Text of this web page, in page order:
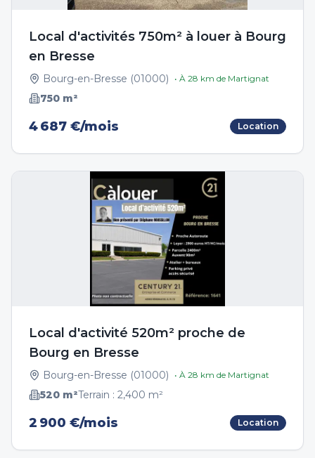
Local d'activités 750m² à louer à Bourg
en Bresse
Bourg-en-Bresse (01000) • À 28 km de Martignat
750 m²
4 687 €/mois Location
Local d'activité 520m² proche de
Bourg en Bresse
Bourg-en-Bresse (01000) • À 28 km de Martignat
520 m²Terrain : 2,400 m²
2 900 €/mois Location